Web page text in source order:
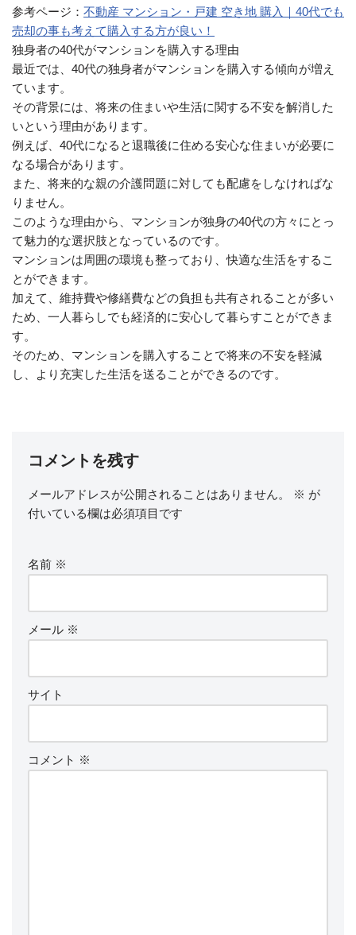
参考ページ： 不動産 マンション・戸建 空き地 購入｜40代でも
売却の事も考えて購入する方が良い！
独身者の40代がマンションを購入する理由
最近では、40代の独身者がマンションを購入する傾向が増え
ています。
その背景には、将来の住まいや生活に関する不安を解消した
いという理由があります。
例えば、40代になると退職後に住める安心な住まいが必要に
なる場合があります。
また、将来的な親の介護問題に対しても配慮をしなければな
りません。
このような理由から、マンションが独身の40代の方々にとっ
て魅力的な選択肢となっているのです。
マンションは周囲の環境も整っており、快適な生活をするこ
とができます。
加えて、維持費や修繕費などの負担も共有されることが多い
ため、一人暮らしでも経済的に安心して暮らすことができま
す。
そのため、マンションを購入することで将来の不安を軽減
し、より充実した生活を送ることができるのです。
コメントを残す
メールアドレスが公開されることはありません。 ※ が
付いている欄は必須項目です
名前 ※
メール ※
サイト
コメント ※